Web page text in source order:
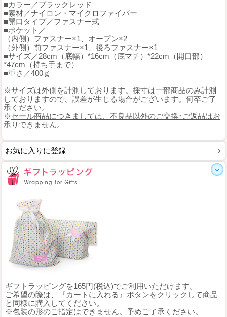
■カラー／ブラックレッド
■素材／ナイロン・マイクロファイバー
■開口タイプ／ファスナー式
■ポケット／
（内側）ファスナー×1、オープン×2
（外側）前ファスナー×1、後ろファスナー×1
■サイズ／28cm（底幅）*16cm（底マチ）*22cm（開口部）
*47cm（持ち手まで）
■重さ／400ｇ
※サイズは外側を計測しております。採寸は一部商品のみ計測
しておりますので、誤差が生じる場合がございます。何卒ご了
承ください。
※セール商品につきましては、不良品以外のご交換･ご返品はお
承りできません。
お気に入りに登録
ギフトラッピングを165円(税込)でご利用いただけます。
ご希望の際は、『カートに入れる』ボタンをクリックして商品
と同様に購入してください。
※包装の形のご指定はできません。予めご了承ください。